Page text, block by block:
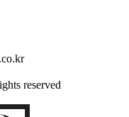
reserved